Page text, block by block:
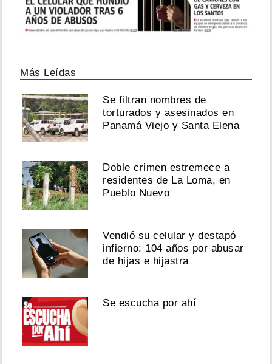
Más Leídas
Se filtran nombres de
torturados y asesinados en
Panamá Viejo y Santa Elena
Doble crimen estremece a
residentes de La Loma, en
Pueblo Nuevo
Vendió su celular y destapó
infierno: 104 años por abusar
de hijas e hijastra
Se escucha por ahí